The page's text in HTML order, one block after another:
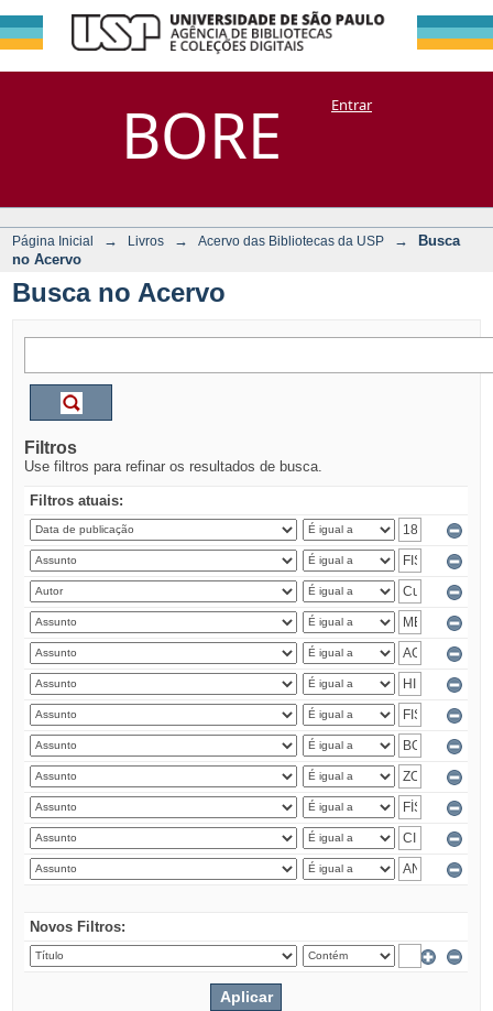
BORE
Busca no Acervo
DSpace/Manakin + CoriscoEntrar
Página Inicial → Livros → Acervo das Bibliotecas da USP →
Busca
no Acervo
Busca no Acervo
Filtros
Use filtros para refinar os resultados de busca.
Filtros atuais:
Novos Filtros: